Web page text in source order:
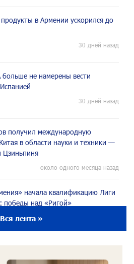
в Армении ускорился до
30 дней назад
не намерены вести
30 дней назад
получил международную
в области науки и техники —
Цзиньпиня
около одного месяца назад
начала квалификацию Лиги
победы над «Ригой»
около одного месяца назад
морем
Вся лента »